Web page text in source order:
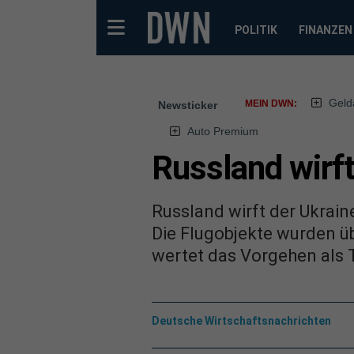
POLITIK FINANZEN
Newsticker MEIN DWN:
Auto Premium
Russland
Russland wirft der
Die Flugobjekte wurden
wertet das Vorgehen als
Deutsche Wirtschaftsnachrichten